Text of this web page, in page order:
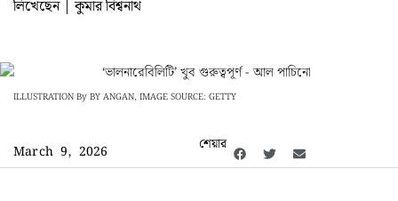
লিখেছেন | কুমার বিশ্বনাথ
ILLUSTRATION By BY ANGAN, IMAGE SOURCE: GETTY
March 9, 2026 শেয়ার